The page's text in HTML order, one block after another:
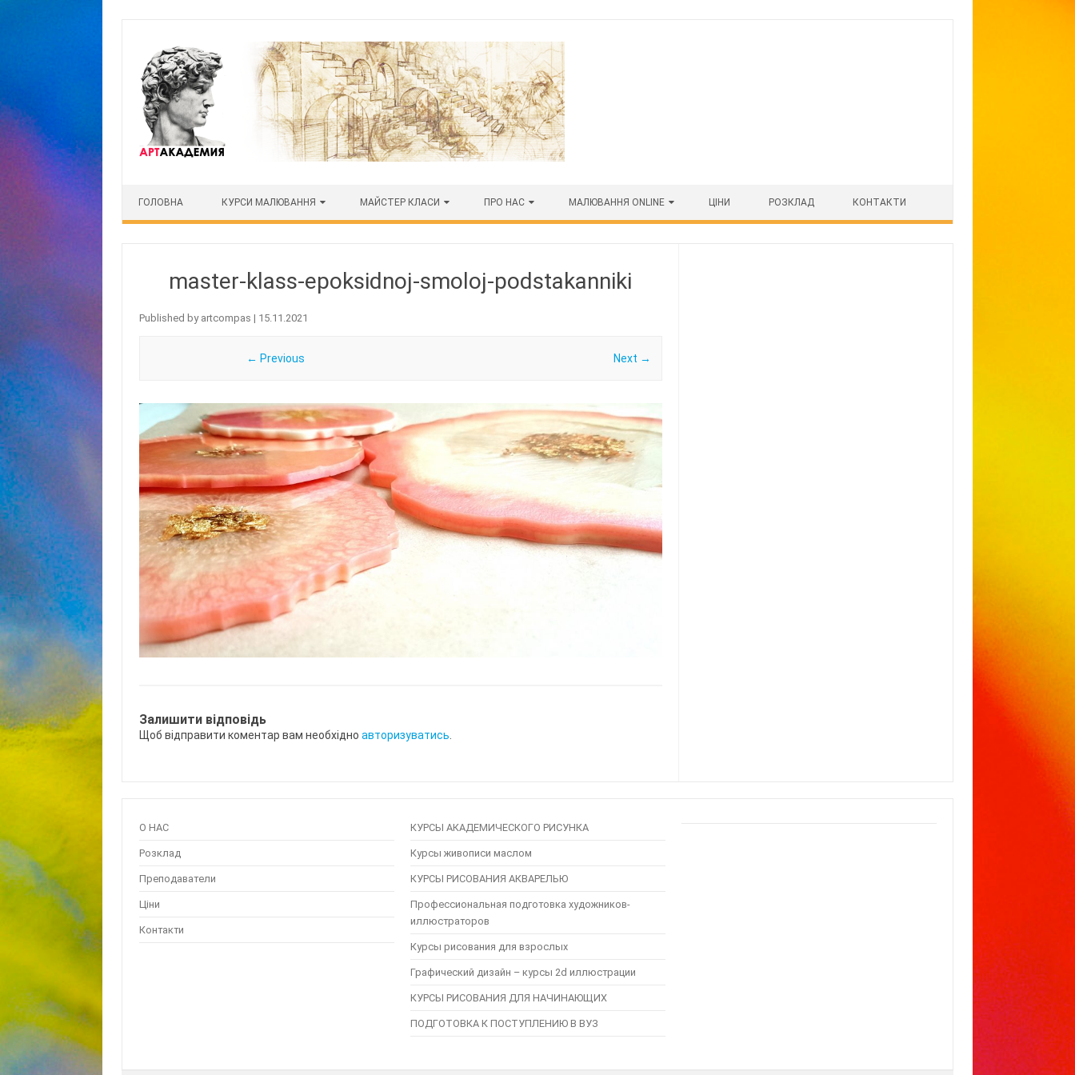
ГОЛОВНА КУРСИ МАЛЮВАННЯ МАЙСТЕР КЛАСИ ПРО НАС МАЛЮВАННЯ ONLINE ЦІНИ РОЗКЛАД КОНТАКТИ
master-klass-epoksidnoj-smoloj-podstakanniki
Published by artcompas | 15.11.2021
← Previous Next →
Залишити відповідь
Щоб відправити коментар вам необхідно авторизуватись.
О НАС
Розклад
Преподаватели
Ціни
Контакти
КУРСЫ АКАДЕМИЧЕСКОГО РИСУНКА
Курсы живописи маслом
КУРСЫ РИСОВАНИЯ АКВАРЕЛЬЮ
Профессиональная подготовка художников-
иллюстраторов
Курсы рисования для взрослых
Графический дизайн – курсы 2d иллюстрации
КУРСЫ РИСОВАНИЯ ДЛЯ НАЧИНАЮЩИХ
ПОДГОТОВКА К ПОСТУПЛЕНИЮ В ВУЗ